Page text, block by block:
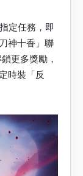
定任務，即
神十香」聯
更多獎勵，
時裝「反